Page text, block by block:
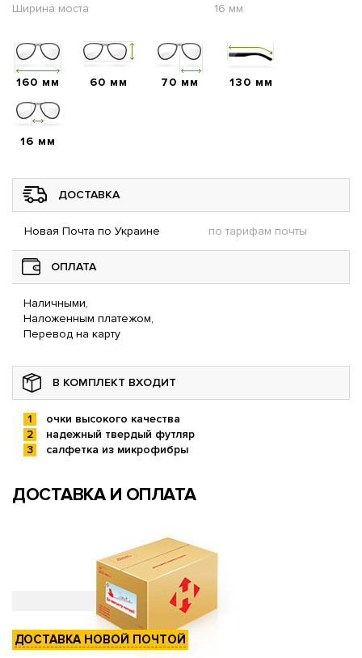
Ширина моста
16 мм
160 мм 60 мм 70 мм 130 мм
16 мм
ДОСТАВКА
Новая Почта по Украине по тарифам почты
ОПЛАТА
Наличными,
Наложенным платежом,
Перевод на карту
В КОМПЛЕКТ ВХОДИТ
очки высокого качества
надежный твердый футляр
салфетка из микрофибры
ДОСТАВКА И ОПЛАТА
ДОСТАВКА НОВОЙ ПОЧТОЙ